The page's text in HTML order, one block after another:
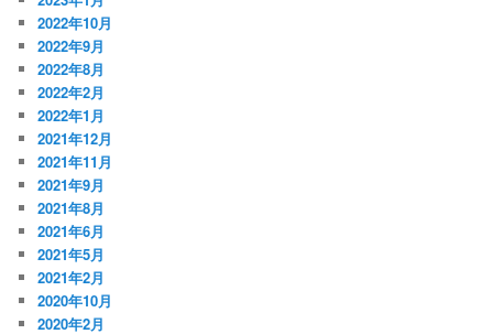
2022年10月
2022年9月
2022年8月
2022年2月
2022年1月
2021年12月
2021年11月
2021年9月
2021年8月
2021年6月
2021年5月
2021年2月
2020年10月
2020年2月